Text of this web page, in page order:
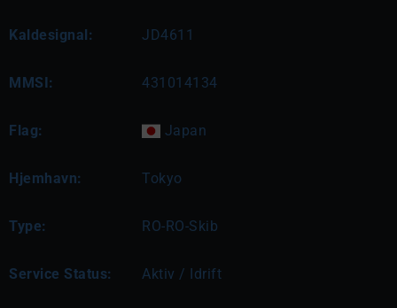
Kaldesignal: JD4611
MMSI: 431014134
Flag: Japan
Hjemhavn: Tokyo
Type: RO-RO-Skib
Service Status: Aktiv / Idrift